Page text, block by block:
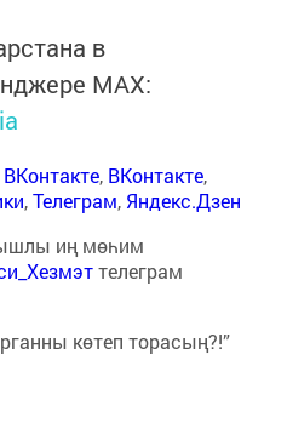
в
MАХ:
ВКонтакте, ВКонтакте,
,Телеграм, Яндекс.Дзен
иң мөһим
телеграм